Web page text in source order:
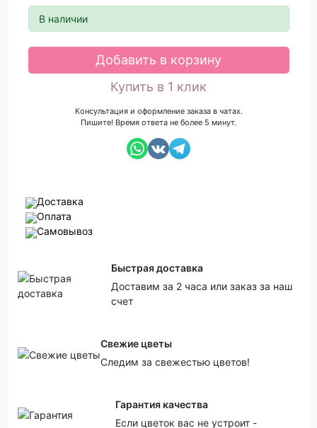
В наличии
Добавить в корзину
Купить в 1 клик
Консультация и оформление заказа в чатах.
Пишите! Время ответа не более 5 минут.
Доставка
Оплата
Самовывоз
Быстрая доставка
Доставим за 2 часа или заказ за наш
счет
Свежие цветы
Следим за свежестью цветов!
Гарантия качества
Если цветок вас не устроит -